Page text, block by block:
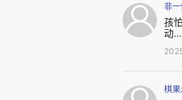
非一
孩
动…
棋